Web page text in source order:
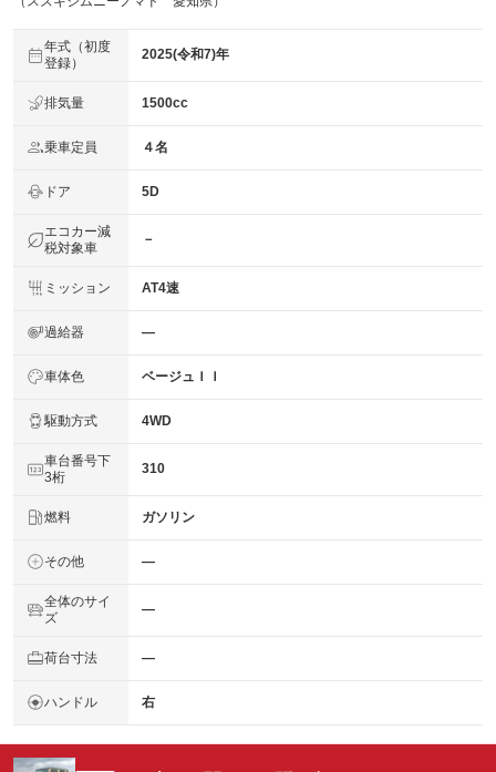
年式（初度
登録）
2025(令和7)年
排気量 1500cc
乗車定員 ４名
ドア 5D
エコカー減
税対象車
－
ミッション AT4速
過給器 ―
車体色 ベージュＩＩ
駆動方式 4WD
車台番号下
3桁
310
燃料 ガソリン
その他 ―
全体のサイ
ズ
―
荷台寸法 ―
ハンドル 右